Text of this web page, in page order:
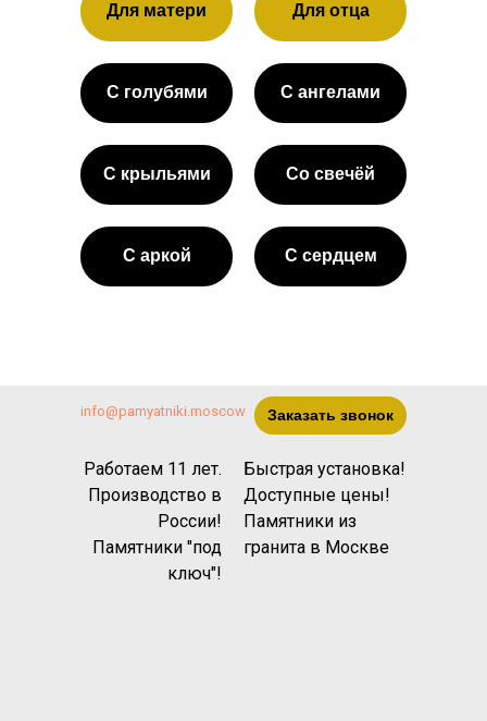
Для отца
Для матери
С ангелами
С голубями
Со свечёй
С сердцем
С аркой
С крыльями
Работаем 11 лет.
Производство в
России!
Памятники "под
ключ"!
info@pamyatniki.moscow
Быстрая установка!
Доступные цены!
Памятники из
гранита в Москве
Заказать звонок